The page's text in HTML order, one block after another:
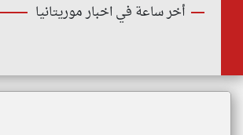
أخر ساعة في اخبار موريتانيا